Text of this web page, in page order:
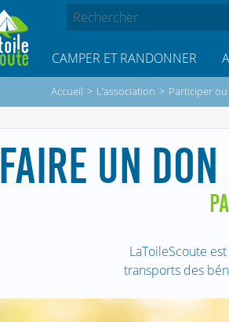
CAMPER ET RANDONNER
Accueil > L’association > Participer
FAIRE UN
LaToileScoute
transports des